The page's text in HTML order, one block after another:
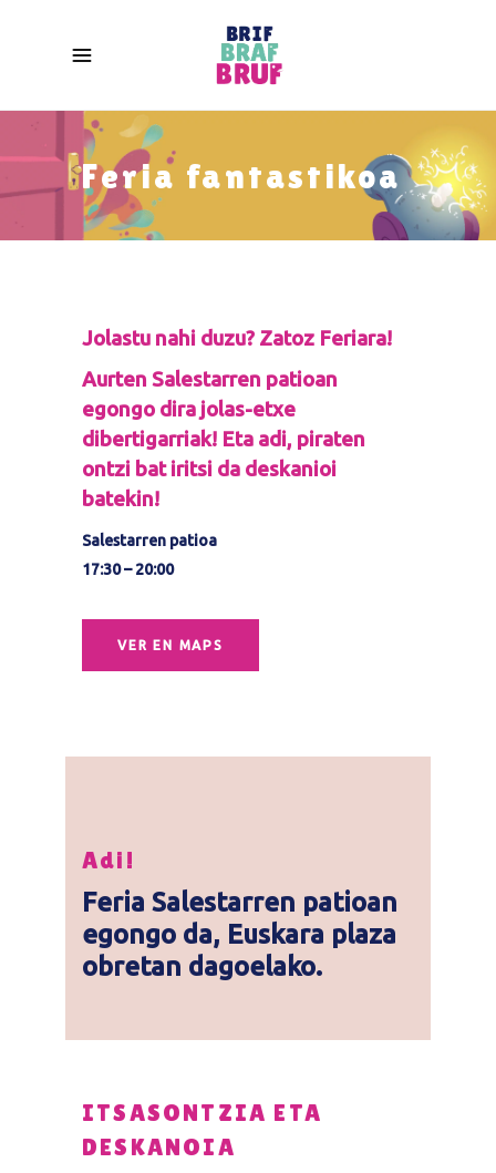
Feria fantastikoa
Jolastu nahi duzu? Zatoz Feriara!
Aurten Salestarren patioan
egongo dira jolas-etxe
dibertigarriak! Eta adi, piraten
ontzi bat iritsi da deskanioi
batekin!
Salestarren patioa
17:30 – 20:00
VER EN MAPS
Adi!
Feria Salestarren patioan
egongo da, Euskara plaza
obretan dagoelako.
ITSASONTZIA ETA
DESKANOIA